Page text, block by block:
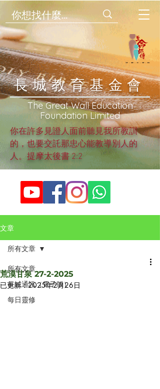
​長城教育基金會
​The Great Wall Education
Foundation Limited
你在許多見證人面前聽見我所教訓
的，也要交託那忠心能教導別人的
人。提摩太後書 2:2
文章
所有文章
長城通訊（電子版）
每日靈修
所有文章
荒漠甘泉 27-2-2025
已更新：2025年2月26日